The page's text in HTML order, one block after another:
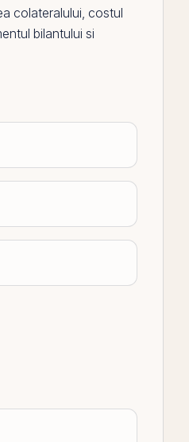
colateralului, costul
bilantului si